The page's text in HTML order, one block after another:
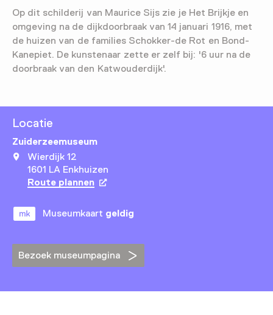
Op dit schilderij van Maurice Sijs zie je Het Brijkje en
omgeving na de dijkdoorbraak van 14 januari 1916, met
de huizen van de families Schokker-de Rot en Bond-
Kanepiet. De kunstenaar zette er zelf bij: '6 uur na de
doorbraak van den Katwouderdijk'.
Locatie
Zuiderzeemuseum
Wierdijk 12
1601 LA Enkhuizen
Route plannen Opent in een nieuw tabblad
Museumkaart geldig
Bezoek museumpagina